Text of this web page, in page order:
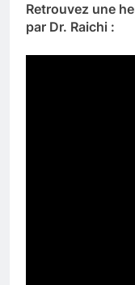
Retrouvez une
par Dr. Raichi :